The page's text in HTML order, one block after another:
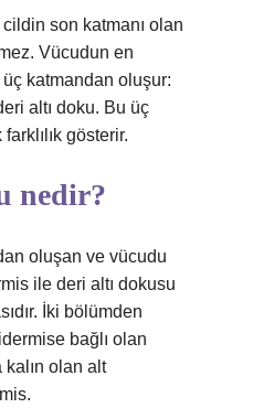
son katmanı olan
Vücudun en
katmandan oluşur:
altı doku. Bu üç
gösterir.
nedir?
oluşan ve vücudu
ile deri altı dokusu
İki bölümden
bağlı olan
olan alt